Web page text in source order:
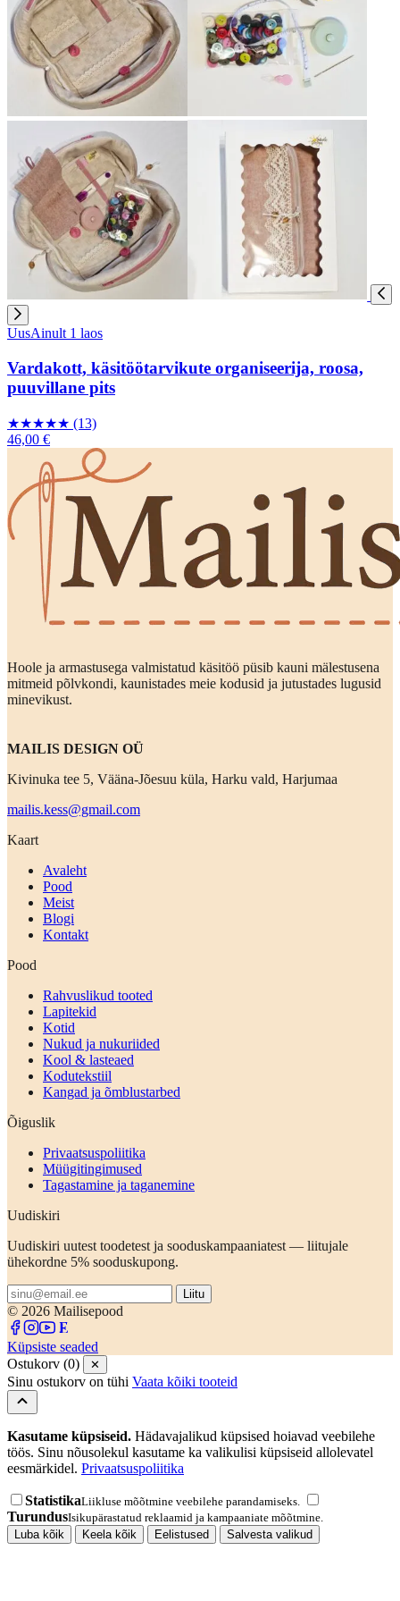
UusAinult 1 laos
Vardakott, käsitöötarvikute organiseerija, roosa,
puuvillane pits
★★★★★ (13)
46,00 €
Hoole ja armastusega valmistatud käsitöö püsib kauni mälestusena
mitmeid põlvkondi, kaunistades meie kodusid ja jutustades lugusid
minevikust.
MAILIS DESIGN OÜ
Kivinuka tee 5, Vääna-Jõesuu küla, Harku vald, Harjumaa
mailis.kess@gmail.com
Kaart
Avaleht
Pood
Meist
Blogi
Kontakt
Pood
Rahvuslikud tooted
Lapitekid
Kotid
Nukud ja nukuriided
Kool & lasteaed
Kodutekstiil
Kangad ja õmblustarbed
Õiguslik
Privaatsuspoliitika
Müügitingimused
Tagastamine ja taganemine
Uudiskiri
Uudiskiri uutest toodetest ja sooduskampaaniatest — liitujale
ühekordne 5% sooduskupong.
Liitu
© 2026 Mailisepood
Küpsiste seaded
Ostukorv (0)
✕
Sinu ostukorv on tühi Vaata kõiki tooteid
Kasutame küpsiseid. Hädavajalikud küpsised hoiavad veebilehe
töös. Sinu nõusolekul kasutame ka valikulisi küpsiseid allolevatel
eesmärkidel. Privaatsuspoliitika
StatistikaLiikluse mõõtmine veebilehe parandamiseks.
TurundusIsikupärastatud reklaamid ja kampaaniate mõõtmine.
Luba kõik
Keela kõik Eelistused Salvesta valikud